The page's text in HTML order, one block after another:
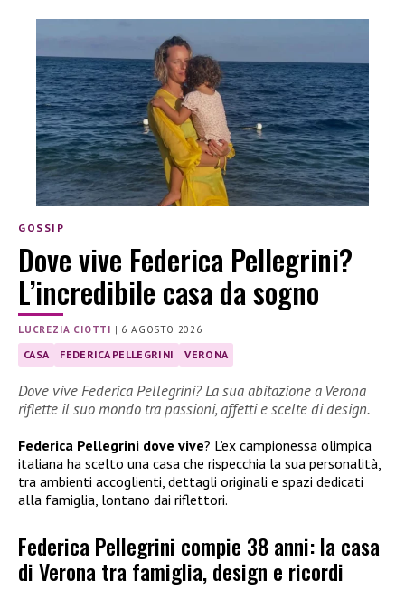
GOSSIP
Dove vive Federica Pellegrini?
L’incredibile casa da sogno
LUCREZIA CIOTTI | 6 AGOSTO 2026
CASA FEDERICA PELLEGRINI VERONA
Dove vive Federica Pellegrini? La sua abitazione a Verona
riflette il suo mondo tra passioni, affetti e scelte di design.
Federica Pellegrini dove vive? L’ex campionessa olimpica
italiana ha scelto una casa che rispecchia la sua personalità,
tra ambienti accoglienti, dettagli originali e spazi dedicati
alla famiglia, lontano dai riflettori.
Federica Pellegrini compie 38 anni: la casa
di Verona tra famiglia, design e ricordi